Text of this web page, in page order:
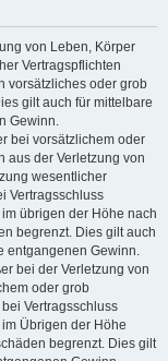
von Leben, Körper
Vertragspflichten
vorsätzliches oder grob
gilt auch für mittelbare
Gewinn.
bei vorsätzlichem oder
aus der Verletzung von
wesentlicher
Vertragsschluss
übrigen der Höhe nach
begrenzt. Dies gilt auch
Gewinn.
bei der Verletzung von
oder grob
Vertragsschluss
Übrigen der Höhe
begrenzt. Dies gilt